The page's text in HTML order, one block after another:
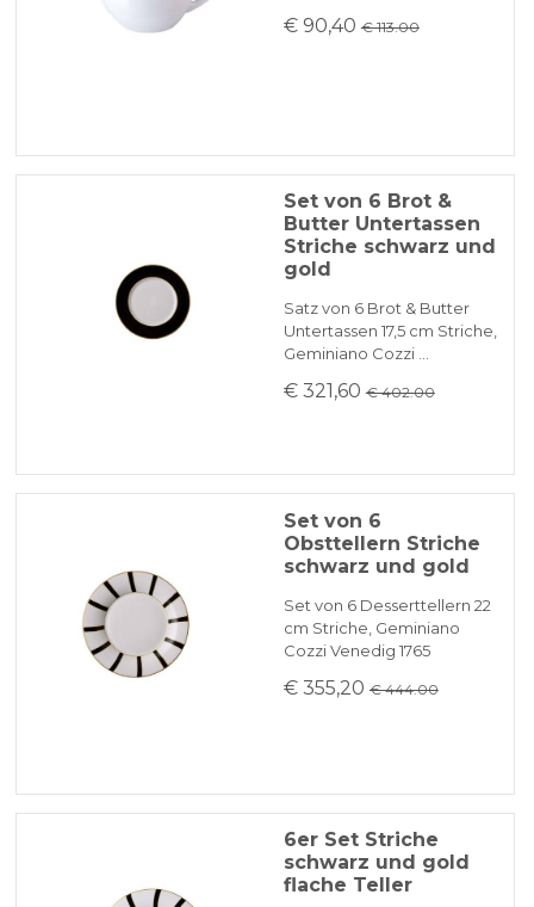
€ 90,40 € 113.00
Set von 6 Brot &
Butter Untertassen
Striche schwarz und
gold
Satz von 6 Brot & Butter
Untertassen 17,5 cm Striche,
Geminiano Cozzi …
€ 321,60 € 402.00
Set von 6
Obsttellern Striche
schwarz und gold
Set von 6 Desserttellern 22
cm Striche, Geminiano
Cozzi Venedig 1765
€ 355,20 € 444.00
6er Set Striche
schwarz und gold
flache Teller